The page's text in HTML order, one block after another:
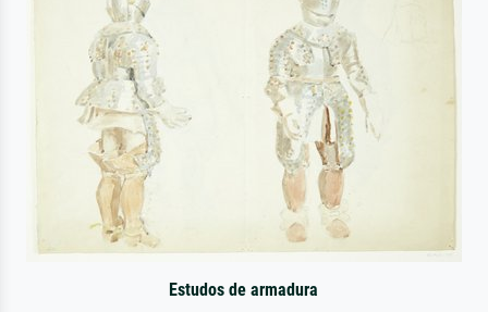
Estudos de armadura